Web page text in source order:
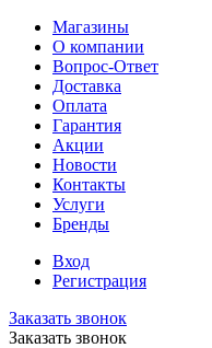
Магазины
О компании
Вопрос-Ответ
Доставка
Оплата
Гарантия
Акции
Новости
Контакты
Услуги
Бренды
Вход
Регистрация
Заказать звонок
Заказать звонок